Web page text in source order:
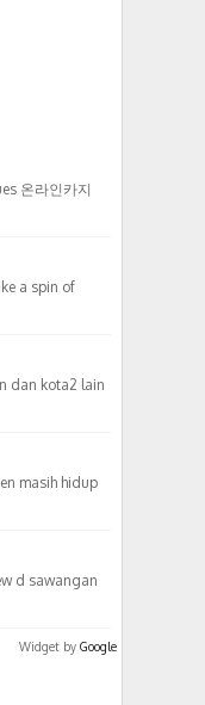
온라인카지
a spin of
dan kota2 lain
masih hidup
d sawangan
Widget by Google